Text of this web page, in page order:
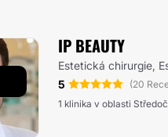
IP BEAUTY
Estetická chirurgie,
5
(20
1 klinika v oblasti